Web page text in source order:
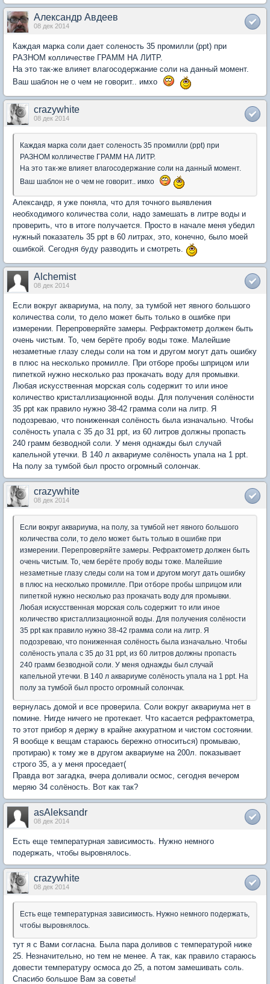
Александр Авдеев
08 дек 2014
Каждая марка соли дает соленость 35 промилли (ppt) при
РАЗНОМ колличестве ГРАММ НА ЛИТР.
На это так-же влияет влагосодержание соли на данный момент.
Ваш шаблон не о чем не говорит.. имхо
crazywhite
08 дек 2014
Каждая марка соли дает соленость 35 промилли (ppt) при
РАЗНОМ колличестве ГРАММ НА ЛИТР.
На это так-же влияет влагосодержание соли на данный момент.
Ваш шаблон не о чем не говорит.. имхо
Александр, я уже поняла, что для точного выявления
необходимого количества соли, надо замешать в литре воды и
проверить, что в итоге получается. Просто в начале меня убедил
нужный показатель 35 ppt в 60 литрах, это, конечно, было моей
ошибкой. Сегодня буду разводить и смотреть.
Alchemist
08 дек 2014
Если вокруг аквариума, на полу, за тумбой нет явного большого
количества соли, то дело может быть только в ошибке при
измерении. Перепроверяйте замеры. Рефрактометр должен быть
очень чистым. То, чем берёте пробу воды тоже. Малейшие
незаметные глазу следы соли на том и другом могут дать ошибку
в плюс на несколько промилле. При отборе пробы шприцом или
пипеткой нужно несколько раз прокачать воду для промывки.
Любая искусственная морская соль содержит то или иное
количество кристаллизационной воды. Для получения солёности
35 ppt как правило нужно 38-42 грамма соли на литр. Я
подозреваю, что пониженная солёность была изначально. Чтобы
солёность упала с 35 до 31 ppt, из 60 литров должны пропасть
240 грамм безводной соли. У меня однажды был случай
капельной утечки. В 140 л аквариуме солёность упала на 1 ppt.
На полу за тумбой был просто огромный солончак.
crazywhite
08 дек 2014
Если вокруг аквариума, на полу, за тумбой нет явного большого
количества соли, то дело может быть только в ошибке при
измерении. Перепроверяйте замеры. Рефрактометр должен быть
очень чистым. То, чем берёте пробу воды тоже. Малейшие
незаметные глазу следы соли на том и другом могут дать ошибку
в плюс на несколько промилле. При отборе пробы шприцом или
пипеткой нужно несколько раз прокачать воду для промывки.
Любая искусственная морская соль содержит то или иное
количество кристаллизационной воды. Для получения солёности
35 ppt как правило нужно 38-42 грамма соли на литр. Я
подозреваю, что пониженная солёность была изначально. Чтобы
солёность упала с 35 до 31 ppt, из 60 литров должны пропасть
240 грамм безводной соли. У меня однажды был случай
капельной утечки. В 140 л аквариуме солёность упала на 1 ppt. На
полу за тумбой был просто огромный солончак.
вернулась домой и все проверила. Соли вокруг аквариума нет в
помине. Нигде ничего не протекает. Что касается рефрактометра,
то этот прибор я держу в крайне аккуратном и чистом состоянии.
Я вообще к вещам стараюсь бережно относиться) промываю,
протираю) к тому же в другом аквариуме на 200л. показывает
строго 35, а у меня проседает(
Правда вот загадка, вчера доливали осмос, сегодня вечером
меряю 34 солёность. Вот как так?
asAleksandr
08 дек 2014
Есть еще температурная зависимость. Нужно немного
подержать, чтобы выровнялось.
crazywhite
08 дек 2014
Есть еще температурная зависимость. Нужно немного подержать,
чтобы выровнялось.
тут я с Вами согласна. Была пара доливов с температурой ниже
25. Незначительно, но тем не менее. А так, как правило стараюсь
довести температуру осмоса до 25, а потом замешивать соль.
Спасибо большое Вам за советы!